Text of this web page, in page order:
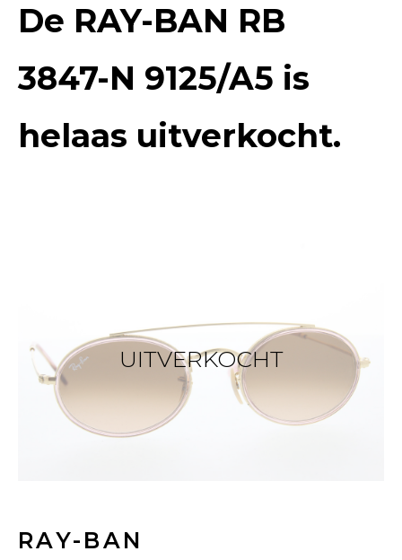
De RAY-BAN RB
3847-N 9125/A5 is
helaas uitverkocht.
UITVERKOCHT
RAY-BAN